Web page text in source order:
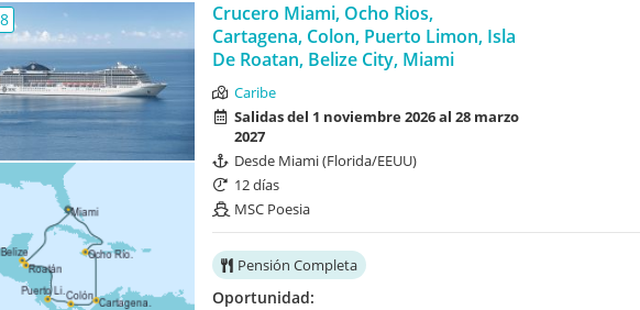
Crucero Miami, Ocho Rios,
Cartagena, Colon, Puerto Limon, Isla
De Roatan, Belize City, Miami
Caribe
Salidas del 1 noviembre 2026 al 28 marzo
2027
Desde Miami (Florida/EEUU)
12 días
MSC Poesia
Pensión Completa
Oportunidad: